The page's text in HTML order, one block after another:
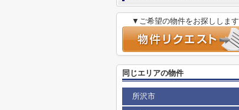
▼ご希望の物件をお探しします
同じエリアの物件
所沢市